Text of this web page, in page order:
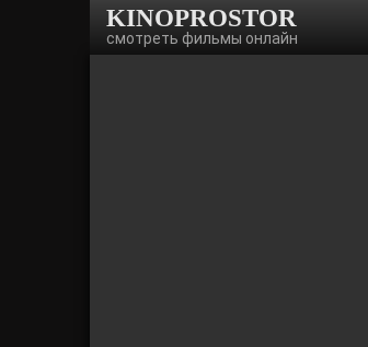
KINOPROSTOR
смотреть фильмы онлайн